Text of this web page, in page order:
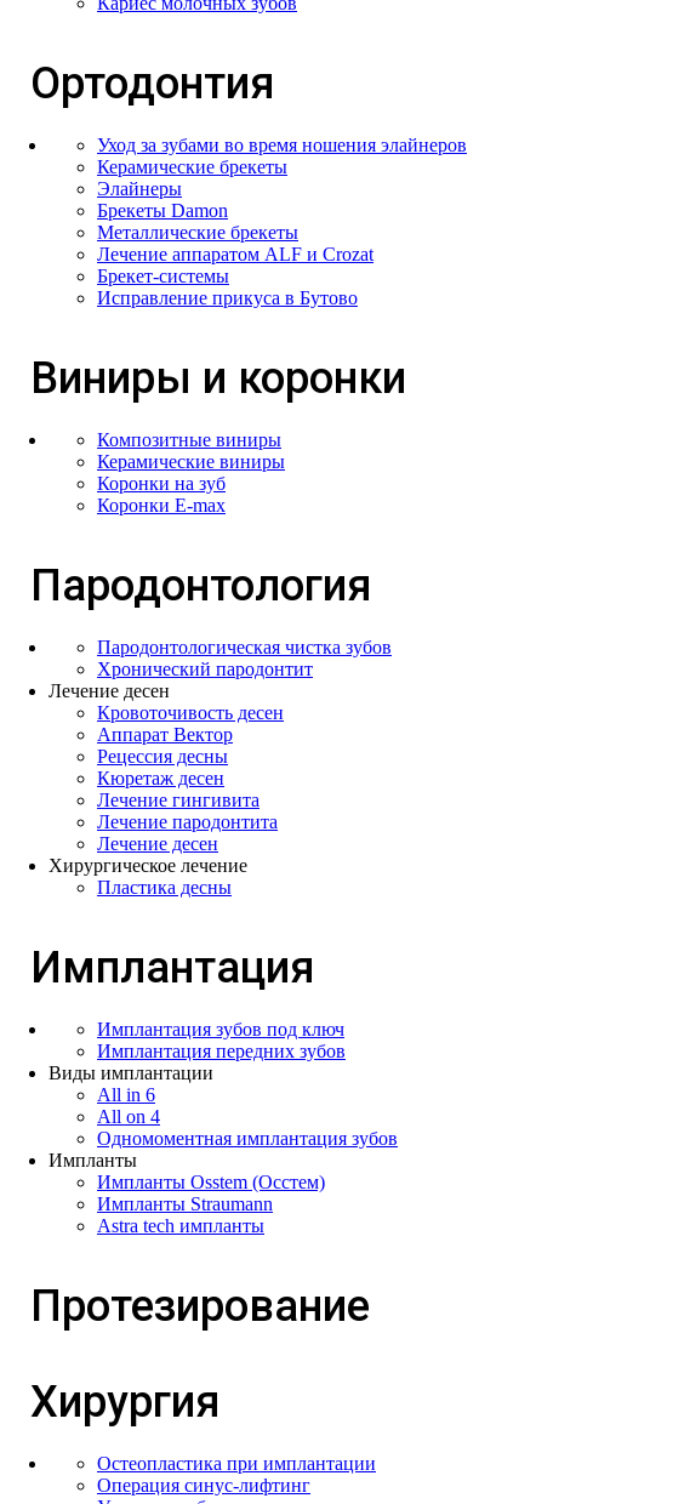
Ортодонтия
Уход за зубами во время ношения элайнеров
Керамические брекеты
Элайнеры
Брекеты Damon
Металлические брекеты
Лечение аппаратом ALF и Сrozat
Брекет-системы
Исправление прикуса в Бутово
Виниры и коронки
Композитные виниры
Керамические виниры
Коронки на зуб
Коронки E-max
Пародонтология
Пародонтологическая чистка зубов
Хронический пародонтит
Лечение десен
Кровоточивость десен
Аппарат Вектор
Рецессия десны
Кюретаж десен
Лечение гингивита
Лечение пародонтита
Лечение десен
Хирургическое лечение
Пластика десны
Имплантация
Имплантация зубов под ключ
Имплантация передних зубов
Виды имплантации
All in 6
All on 4
Одномоментная имплантация зубов
Импланты
Импланты Osstem (Осстем)
Импланты Straumann
Astra tech импланты
Протезирование
Хирургия
Остеопластика при имплантации
Операция cинус-лифтинг